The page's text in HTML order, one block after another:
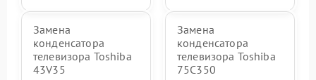
Замена
конденсатора
телевизора Toshiba
43V35
Замена
конденсатора
телевизора Toshiba
75C350